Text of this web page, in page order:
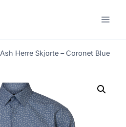
Herre Skjorte – Coronet Blue